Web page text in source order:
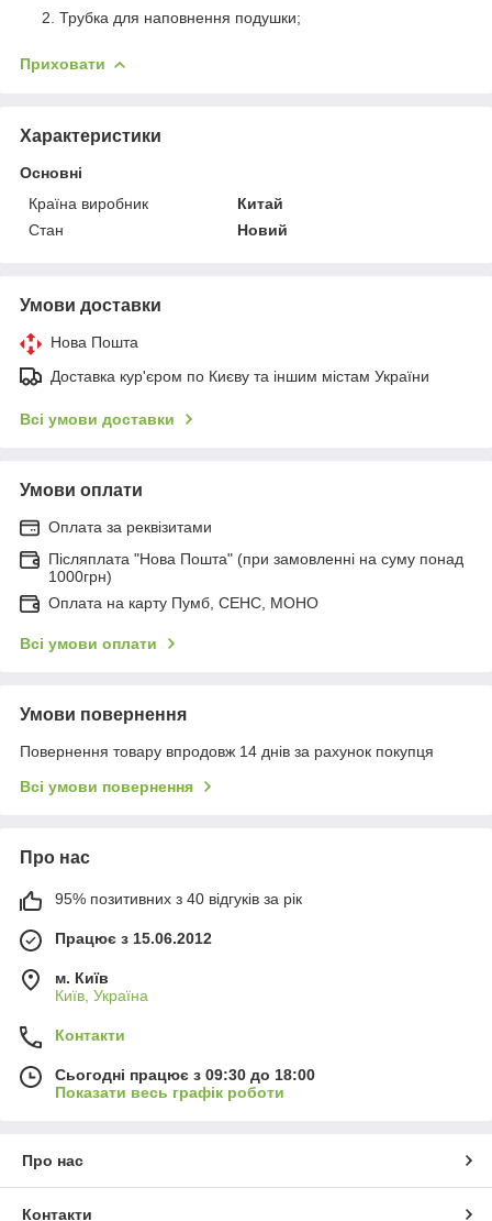
Трубка для наповнення подушки;
Приховати
Характеристики
Основні
Країна виробник
Китай
Стан
Новий
Умови доставки
Нова Пошта
Доставка кур'єром по Києву та іншим містам України
Всі умови доставки
Умови оплати
Оплата за реквізитами
Післяплата "Нова Пошта" (при замовленні на суму понад
1000грн)
Оплата на карту Пумб, СЕНС, МОНО
Всі умови оплати
Умови повернення
Повернення товару впродовж 14 днів за рахунок покупця
Всі умови повернення
Про нас
95% позитивних з 40 відгуків за рік
Працює з 15.06.2012
м. Київ
Київ, Україна
Контакти
Сьогодні працює з 09:30 до 18:00
Показати весь графік роботи
Про нас
Контакти